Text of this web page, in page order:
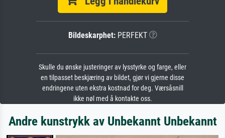
Bildeskarphet:PERFEKT
Skulle du ønske justeringer av lysstyrke og farge, eller
en tilpasset beskjæring av bildet, gjør vi gjerne disse
endringene uten ekstra kostnad for deg. Værsåsnill
ikke nøl med å kontakte oss.
Andre kunstrykk av Unbekannt Unbekannt